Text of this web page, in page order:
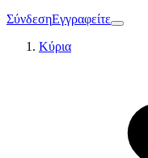
ΣύνδεσηΕγγραφείτε
Κύρια